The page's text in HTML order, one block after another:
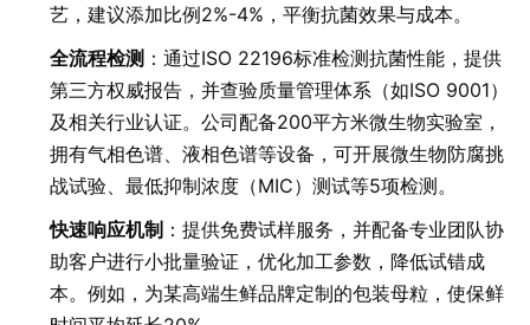
艺，建议添加比例2%-4%，平衡抗菌效果与成本。
全流程检测 ：通过ISO 22196标准检测抗菌性能，提供
第三方权威报告，并查验质量管理体系（如ISO 9001）
及相关行业认证。公司配备200平方米微生物实验室，
拥有气相色谱、液相色谱等设备，可开展微生物防腐挑
战试验、最低抑制浓度（MIC）测试等5项检测。
快速响应机制 ：提供免费试样服务，并配备专业团队协
助客户进行小批量验证，优化加工参数，降低试错成
本。例如，为某高端生鲜品牌定制的包装母粒，使保鲜